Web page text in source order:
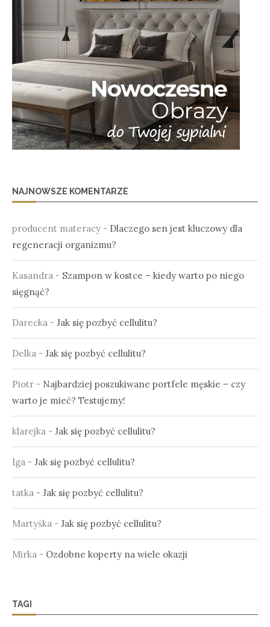
NAJNOWSZE KOMENTARZE
producent materacy - Dlaczego sen jest kluczowy dla
regeneracji organizmu?
Kasandra - Szampon w kostce – kiedy warto po niego
sięgnąć?
Darecka - Jak się pozbyć cellulitu?
Delka - Jak się pozbyć cellulitu?
Piotr - Najbardziej poszukiwane portfele męskie – czy
warto je mieć? Testujemy!
klarejka - Jak się pozbyć cellulitu?
Iga - Jak się pozbyć cellulitu?
tatka - Jak się pozbyć cellulitu?
Martyśka - Jak się pozbyć cellulitu?
Mirka - Ozdobne koperty na wiele okazji
TAGI